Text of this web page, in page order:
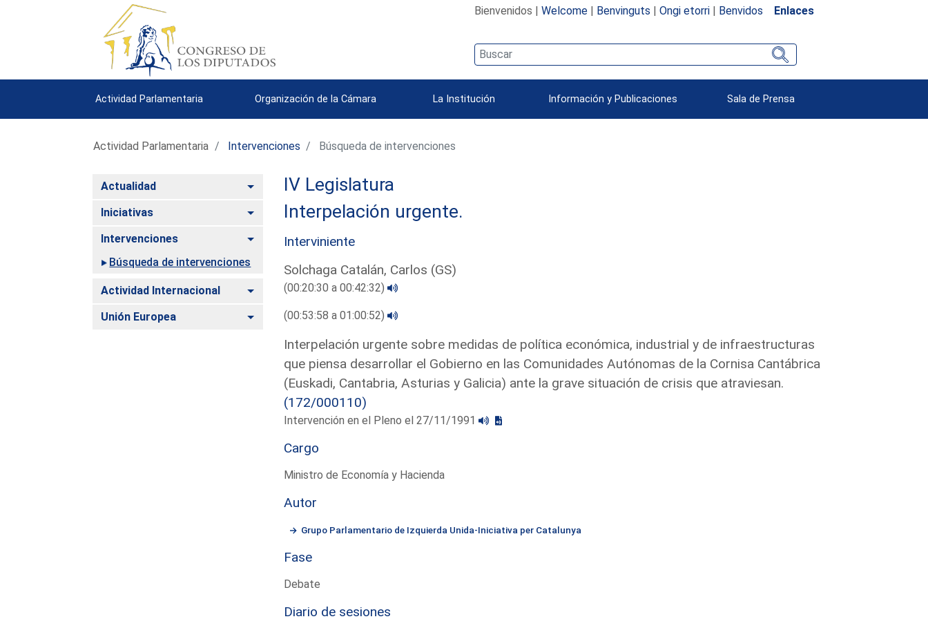
Bienvenidos | Welcome| Benvinguts | Ongi etorri| Benvidos Enlaces
Actividad Parlamentaria Organización de la Cámara La Institución Información y Publicaciones Sala de Prensa
Actividad Parlamentaria Intervenciones Búsqueda de intervenciones
Actualidad Alternar
Iniciativas Alternar
Intervenciones
Alternar
Búsqueda de intervenciones
Actividad Internacional Alternar
Unión Europea Alternar
IV Legislatura
Interpelación urgente.
Interviniente
Solchaga Catalán, Carlos (GS)
(00:20:30 a 00:42:32)
(00:53:58 a 01:00:52)
Interpelación urgente sobre medidas de política económica, industrial y de infraestructuras
que piensa desarrollar el Gobierno en las Comunidades Autónomas de la Cornisa Cantábrica
(Euskadi, Cantabria, Asturias y Galicia) ante la grave situación de crisis que atraviesan.
(172/000110)
Intervención en el Pleno el 27/11/1991
Cargo
Ministro de Economía y Hacienda
Autor
Grupo Parlamentario de Izquierda Unida-Iniciativa per Catalunya
Fase
Debate
Diario de sesiones